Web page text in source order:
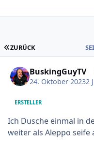
ERSTE SEITE
ZURÜCK
BuskingGuyTV
24. Oktober 20232
ERSTELLER
Ich Dusche einmal in
weiter als Aleppo seife